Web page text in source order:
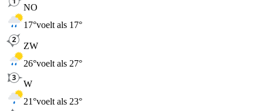
NO
17°voelt als 17°
ZW
26°voelt als 27°
W
21°voelt als 23°